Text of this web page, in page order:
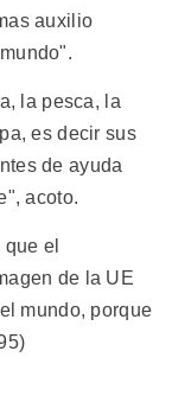
auxilio
la pesca, la
es decir sus
de ayuda
acoto.
el
de la UE
mundo, porque